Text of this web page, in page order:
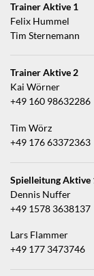
Trainer Aktive 1
Felix Hummel
Tim Sternemann
Trainer Aktive 2
Kai Wörner
+49 160 98632286
Tim Wörz
+49 176 63372363
Spielleitung Aktive
Dennis Nuffer
+49 1578 3638137
Lars Flammer
+49 177 3473746